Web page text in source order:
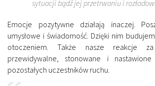
sytuacji bądź jej przetrwaniu i
Emocje pozytywne działają inaczej.
umysłowe i świadomość. Dzięki nim
otoczeniem. Także nasze reakcje
przewidywalne, stonowane i
pozostałych uczestników ruchu.